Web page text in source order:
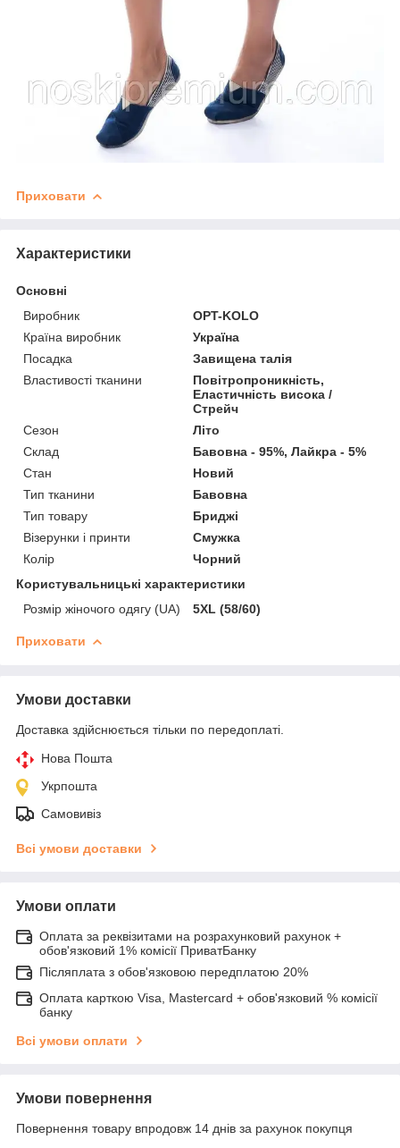
Приховати
Характеристики
Основні
Виробник
OPT-KOLO
Країна виробник
Україна
Посадка
Завищена талія
Властивості тканини
Повітропроникність,
Еластичність висока /
Стрейч
Сезон
Літо
Склад
Бавовна - 95%, Лайкра - 5%
Стан
Новий
Тип тканини
Бавовна
Тип товару
Бриджі
Візерунки і принти
Смужка
Колір
Чорний
Користувальницькі характеристики
Розмір жіночого одягу (UA)
5XL (58/60)
Приховати
Умови доставки
Доставка здійснюється тільки по передоплаті.
Нова Пошта
Укрпошта
Самовивіз
Всі умови доставки
Умови оплати
Оплата за реквізитами на розрахунковий рахунок +
обов'язковий 1% комісії ПриватБанку
Післяплата з обов'язковою передплатою 20%
Оплата карткою Visa, Mastercard + обов'язковий % комісії
банку
Всі умови оплати
Умови повернення
Повернення товару впродовж 14 днів за рахунок покупця